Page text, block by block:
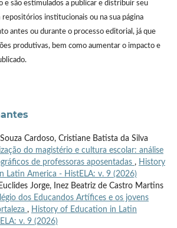
e são estimulados a publicar e distribuir seu
repositórios institucionais ou na sua página
antes ou durante o processo editorial, já que
produtivas, bem como aumentar o impacto e
Cardoso, Cristiane Batista da Silva
do magistério e cultura escolar: análise
de professoras aposentadas , History
Latin America - HistELA: v. 9 (2026)
Jorge, Inez Beatriz de Castro Martins
dos Educandos Artífices e os jovens
, History of Education in Latin
v. 9 (2026)